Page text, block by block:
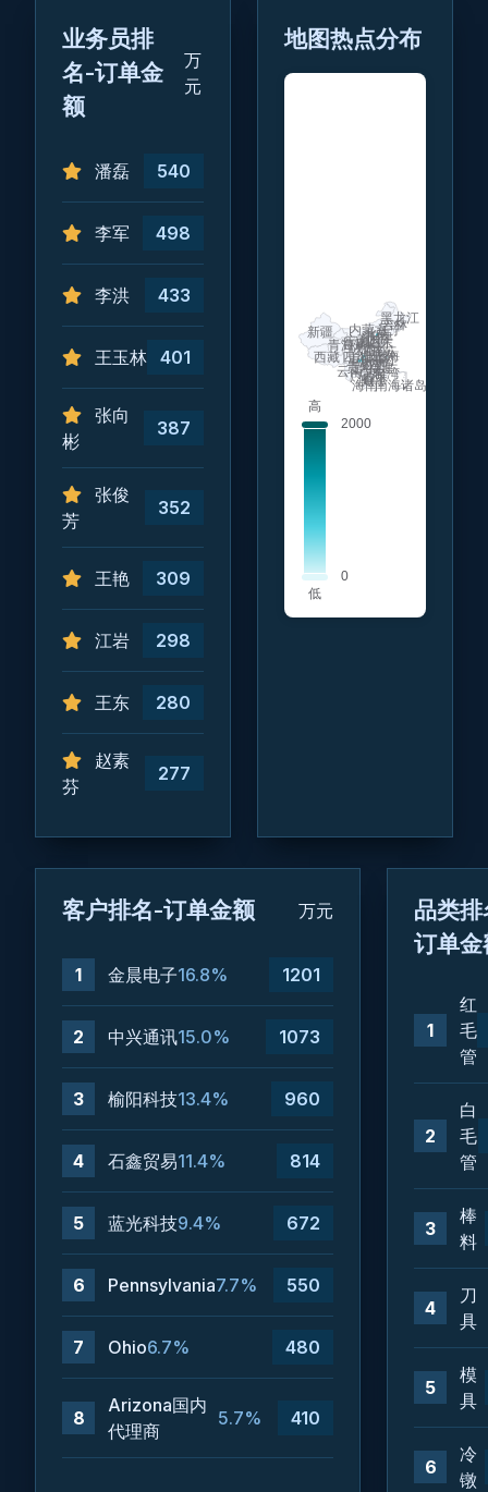
业务员排
名-订单金
额
万
元
潘磊 540
李军 498
李洪 433
王玉林 401
张向
彬
387
张俊
芳
352
王艳 309
江岩 298
王东 280
赵素
芬
277
地图热点分布
客户排名-订单金额 万元
1 金晨电子16.8% 1201
2 中兴通讯15.0% 1073
3 榆阳科技13.4% 960
4 石鑫贸易11.4% 814
5 蓝光科技9.4% 672
6 Pennsylvania7.7% 550
7 Ohio6.7% 480
8
Arizona国内
代理商
5.7% 410
品类
订单金
1
红
毛
管
2
白
毛
管
3
棒
料
4
刀
具
5
模
具
6
冷
镦